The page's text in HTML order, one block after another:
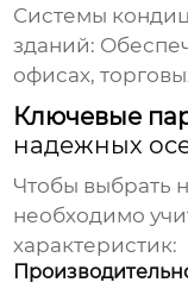
Системы
зданий:
офисах,
Ключевые
надежных
Чтобы выбрать
необходимо
характеристик: